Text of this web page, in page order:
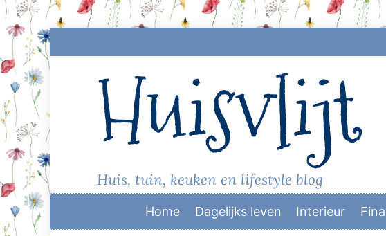
Skip
to
Huisvlijt
Huis, tuin, keuken en lifestyle blog
Home Dagelijks leven Interieur